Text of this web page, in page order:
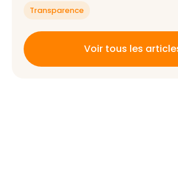
Transparence
Voir tous les